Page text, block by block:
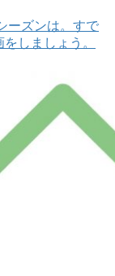
ーズンは。すで
しましょう。